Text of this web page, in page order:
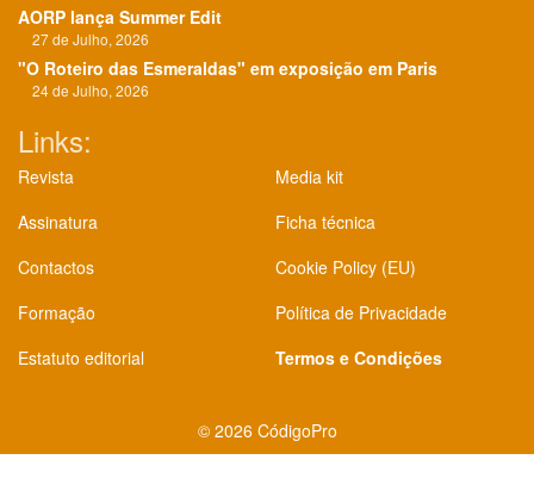
AORP lança Summer Edit
27 de Julho, 2026
"O Roteiro das Esmeraldas" em exposição em Paris
24 de Julho, 2026
Links:
Revista
Assinatura
Contactos
Formação
Estatuto editorial
Media kit
Ficha técnica
Cookie Policy (EU)
Política de Privacidade
Termos e Condições
© 2026 CódigoPro